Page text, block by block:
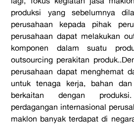
produksi yang sebelumnya
perusahaan kepada pihak
perusahaan dapat melakukan
komponen dalam suatu
outsourcing perakitan
perusahaan dapat menghemat
untuk tenaga kerja, bahan
berkaitan dengan
perdagangan internasional
maklon banyak terdapat di